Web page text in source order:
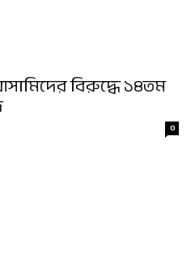
বিরুদ্ধে ১৪তম
0